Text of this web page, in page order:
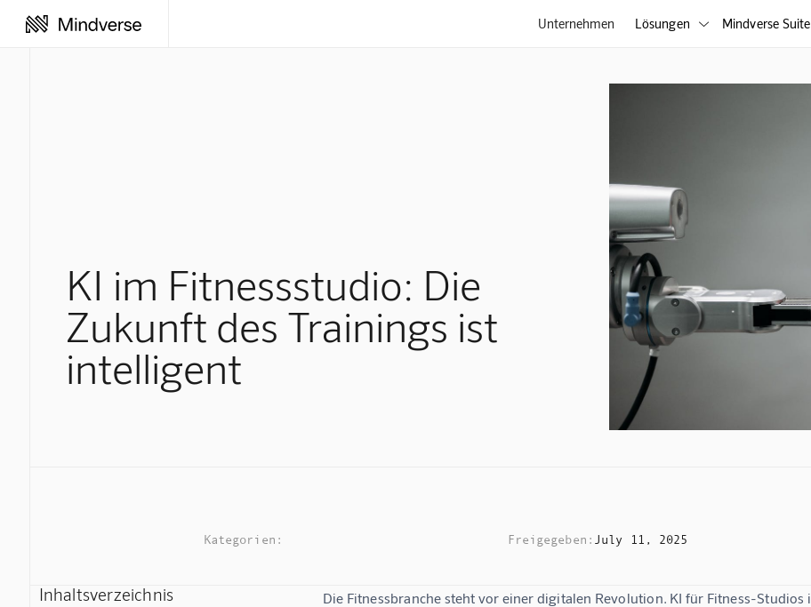
Unternehmen Lösungen  Mindverse Suite
KI im Fitnessstudio: Die
Zukunft des Trainings ist
intelligent
Kategorien: Freigegeben: July 11, 2025
Inhaltsverzeichnis Die Fitnessbranche steht vor einer digitalen Revolution. KI für Fitness-Studios